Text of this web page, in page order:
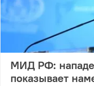
МИД РФ:
показывает